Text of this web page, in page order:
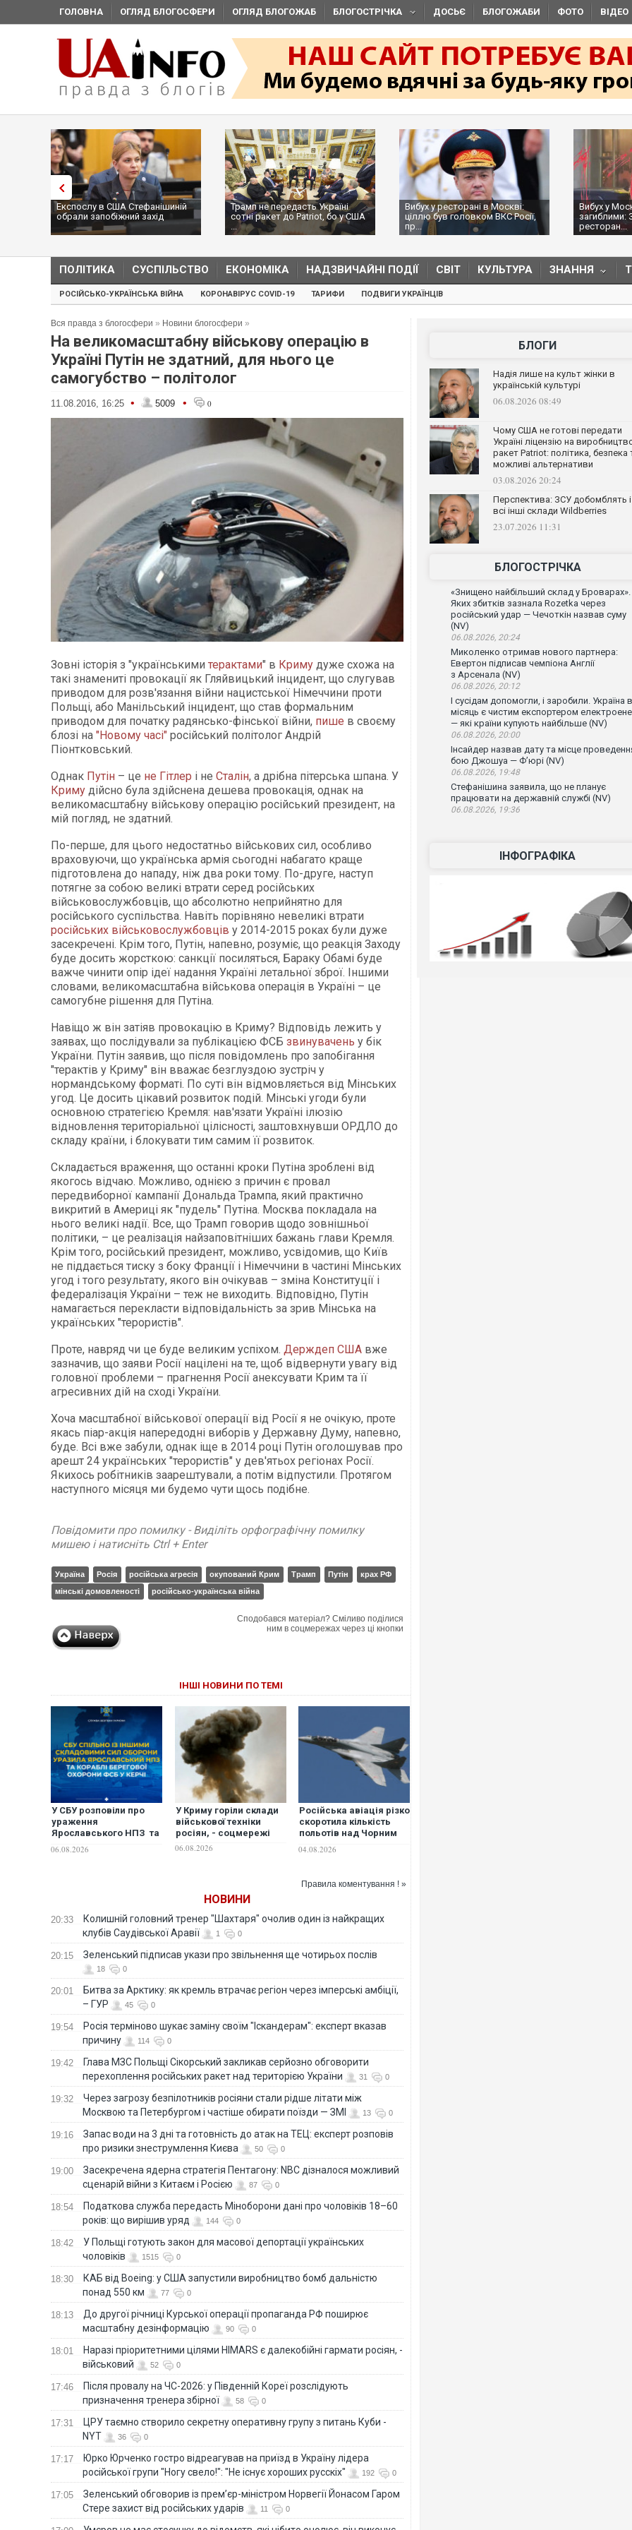
ГОЛОВНА ОГЛЯД БЛОГОСФЕРИ ОГЛЯД БЛОГОЖАБ БЛОГОСТРІЧКА ДОСЬЄ БЛОГОЖАБИ ФОТО ВІДЕО
Експослу в США Стефанішиній
обрали запобіжний захід
Трамп не передасть Україні
сотні ракет до Patriot, бо у США
...
Вибух у ресторані в Москві:
ціллю був головком ВКС Росії,
пр...
Вибух у
загиблими:
ресторан...
ПОЛІТИКА СУСПІЛЬСТВО ЕКОНОМІКА НАДЗВИЧАЙНІ ПОДІЇ СВІТ КУЛЬТУРА ЗНАННЯ
РОСІЙСЬКО-УКРАЇНСЬКА ВІЙНА КОРОНАВІРУС COVID-19 ТАРИФИ ПОДВИГИ УКРАЇНЦІВ
Вся правда з блогосфери » Новини блогосфери »
На великомасштабну військову операцію в
Україні Путін не здатний, для нього це
самогубство – політолог
11.08.2016, 16:25 • 5009 • 0
Зовні історія з "українськими терактами" в Криму дуже схожа на
такі знамениті провокації як Гляйвицький інцидент, що слугував
приводом для розв'язання війни нацистської Німеччини проти
Польщі, або Манільський інцидент, що став формальним
приводом для початку радянсько-фінської війни, пише в своєму
блозі на "Новому часі" російський політолог Андрій
Піонтковський.
Однак Путін – це не Гітлер і не Сталін, а дрібна пітерська шпана. У
Криму дійсно була здійснена дешева провокація, однак на
великомасштабну військову операцію російський президент, на
мій погляд, не здатний.
По-перше, для цього недостатньо військових сил, особливо
враховуючи, що українська армія сьогодні набагато краще
підготовлена до нападу, ніж два роки тому. По-друге, наступ
потягне за собою великі втрати серед російських
військовослужбовців, що абсолютно неприйнятно для
російського суспільства. Навіть порівняно невеликі втрати
російських військовослужбовців у 2014-2015 роках були дуже
засекречені. Крім того, Путін, напевно, розуміє, що реакція Заходу
буде досить жорсткою: санкції посиляться, Бараку Обамі буде
важче чинити опір ідеї надання Україні летальної зброї. Іншими
словами, великомасштабна військова операція в Україні – це
самогубне рішення для Путіна.
Навіщо ж він затіяв провокацію в Криму? Відповідь лежить у
заявах, що послідували за публікацією ФСБ звинувачень у бік
України. Путін заявив, що після повідомлень про запобігання
"терактів у Криму" він вважає безглуздою зустріч у
нормандському форматі. По суті він відмовляється від Мінських
угод. Це досить цікавий розвиток подій. Мінські угоди були
основною стратегією Кремля: нав'язати Україні ілюзію
відновлення територіальної цілісності, заштовхнувши ОРДЛО до
складу країни, і блокувати тим самим її розвиток.
Складається враження, що останні кроки Путіна зроблені від
якогось відчаю. Можливо, однією з причин є провал
передвиборної кампанії Дональда Трампа, який практично
викритий в Америці як "пудель" Путіна. Москва покладала на
нього великі надії. Все, що Трамп говорив щодо зовнішньої
політики, – це реалізація найзаповітніших бажань глави Кремля.
Крім того, російський президент, можливо, усвідомив, що Київ
не піддається тиску з боку Франції і Німеччини в частині Мінських
угод і того результату, якого він очікував – зміна Конституції і
федералізація України – теж не виходить. Відповідно, Путін
намагається перекласти відповідальність за зрив Мінська на
українських "терористів".
Проте, навряд чи це буде великим успіхом. Держдеп США вже
зазначив, що заяви Росії націлені на те, щоб відвернути увагу від
головної проблеми – прагнення Росії анексувати Крим та її
агресивних дій на сході України.
Хоча масштабної військової операції від Росії я не очікую, проте
якась піар-акція напередодні виборів у Державну Думу, напевно,
буде. Всі вже забули, однак іще в 2014 році Путін оголошував про
арешт 24 українських "терористів" у дев'ятьох регіонах Росії.
Якихось робітників заарештували, а потім відпустили. Протягом
наступного місяця ми будемо чути щось подібне.
Повідомити про помилку - Виділіть орфографічну помилку
мишею і натисніть Ctrl + Enter
Україна Росія російська агресія окупований Крим Трамп Путін
крах РФ
мінські домовленості
російсько-українська війна
Сподобався матеріал? Сміливо поділися
ним в соцмережах через ці кнопки
ІНШІ НОВИНИ ПО ТЕМІ
У СБУ розповіли про
ураження
Ярославського НПЗ та
охорони фсб у Керчі
06.08.2026
У Криму горіли склади
військової техніки
росіян, - соцмережі
06.08.2026
Російська авіація різко
скоротила кількість
польотів над Чорним
04.08.2026
Правила коментування ! »
НОВИНИ
20:33
Колишній головний тренер "Шахтаря" очолив один із найкращих
клубів Саудівської Аравії
1 0
20:15 Зеленський підписав укази про звільнення ще чотирьох послів
18 0
20:01
Битва за Арктику: як кремль втрачає регіон через імперські амбіції,
– ГУР
45 0
19:54
Росія терміново шукає заміну своїм "Іскандерам": експерт вказав
причину
114 0
19:42
Глава МЗС Польщі Сікорський закликав серйозно обговорити
перехоплення російських ракет над територією України
31 0
19:32
Через загрозу безпілотників росіяни стали рідше літати між
Москвою та Петербургом і частіше обирати поїзди — ЗМІ
13 0
19:16
Запас води на 3 дні та готовність до атак на ТЕЦ: експерт розповів
про ризики знеструмлення Києва
50 0
19:00
Засекречена ядерна стратегія Пентагону: NBC дізналося можливий
сценарій війни з Китаєм і Росією
87 0
18:54
Податкова служба передасть Міноборони дані про чоловіків 18–60
років: що вирішив уряд
144 0
18:42
У Польщі готують закон для масової депортації українських
чоловіків
1515 0
18:30
КАБ від Boeing: у США запустили виробництво бомб дальністю
понад 550 км
77 0
18:13
До другої річниці Курської операції пропаганда РФ поширює
масштабну дезінформацію
90 0
18:01
Наразі пріоритетними цілями HIMARS є далекобійні гармати росіян, -
військовий
52 0
17:46
Після провалу на ЧС-2026: у Південній Кореї розслідують
призначення тренера збірної
58 0
17:31
ЦРУ таємно створило секретну оперативну групу з питань Куби -
NYT
36 0
17:17
Юрко Юрченко гостро відреагував на приїзд в Україну лідера
російської групи "Ногу свело!": "Не існує хороших русскіх"
192 0
17:05
Зеленський обговорив із прем’єр-міністром Норвегії Йонасом Гаром
Стере захист від російських ударів
11 0
БЛОГИ
Надія лише на культ жінки в
українській культурі
06.08.2026 08:49
Чому США не готові передати
Україні ліцензію на
ракет Patriot: політика, безпека
можливі альтернативи
03.08.2026 20:24
Перспектива: ЗСУ добомблять і
всі інші склади Wildberries
23.07.2026 11:31
БЛОГОСТРІЧКА
«Знищено найбільший склад у Броварах».
Яких збитків зазнала Rozetka через
російський удар — Чечоткін назвав суму
(NV)
06.08.2026, 20:24
Миколенко отримав нового партнера:
Евертон підписав чемпіона Англії
з Арсенала (NV)
06.08.2026, 20:12
І сусідам допомогли, і заробили. Україна
місяць є чистим експортером
— які країни купують найбільше (NV)
06.08.2026, 20:00
Інсайдер назвав дату та місце
бою Джошуа — Ф’юрі (NV)
06.08.2026, 19:48
Стефанішина заявила, що не планує
працювати на державній службі (NV)
06.08.2026, 19:36
ІНФОГРАФІКА